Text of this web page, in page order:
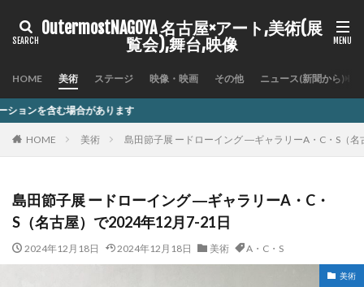
OutermostNAGOYA 名古屋×アート,美術(展
覧会),舞台,映像
HOME 美術 ステージ 映像・映画 その他 ニュース(新聞から)
す
HOME 美術 島田節子展 ードローイング ―ギャラリーA・C・S（
島田節子展 ードローイング ―ギャラリーA・C・
S（名古屋）で2024年12月7-21日
2024年12月18日 2024年12月18日 美術 A・C・S
美術